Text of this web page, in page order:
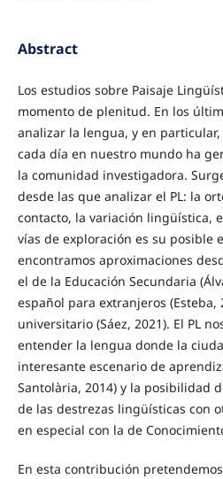
Abstract
Los estudios sobre Paisaje
momento de plenitud. En los
analizar la lengua, y en
cada día en nuestro mundo ha
la comunidad investigadora.
desde las que analizar el PL: la
contacto, la variación lingüística,
vías de exploración es su posible
encontramos aproximaciones
el de la Educación Secundaria
español para extranjeros (Esteba,
universitario (Sáez, 2021). El PL
entender la lengua donde la
interesante escenario de
Santolària, 2014) y la posibilidad
de las destrezas lingüísticas con
en especial con la de
En esta contribución